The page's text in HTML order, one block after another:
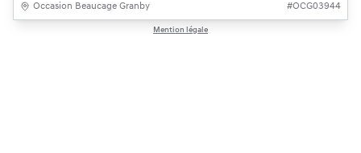
Occasion Beaucage Granby #OCG03944
Mention légale